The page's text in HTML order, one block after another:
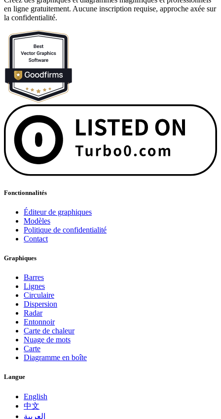
en ligne gratuitement. Aucune inscription requise, approche axée sur
la confidentialité.
Fonctionnalités
Éditeur de graphiques
Modèles
Politique de confidentialité
Contact
Graphiques
Barres
Lignes
Circulaire
Dispersion
Radar
Entonnoir
Carte de chaleur
Nuage de mots
Carte
Diagramme en boîte
Langue
English
中文
العربية